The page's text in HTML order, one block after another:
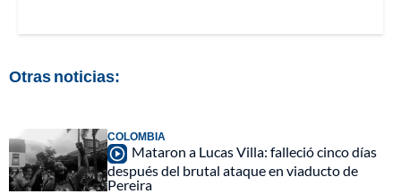
Otras noticias:
COLOMBIA
Mataron a Lucas Villa: falleció cinco días
después del brutal ataque en viaducto de
Pereira